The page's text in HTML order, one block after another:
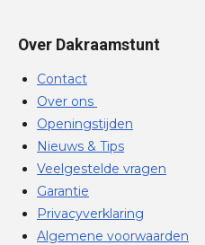
Over Dakraamstunt
Contact
Over ons
Openingstijden
Nieuws & Tips
Veelgestelde vragen
Garantie
Privacyverklaring
Algemene voorwaarden